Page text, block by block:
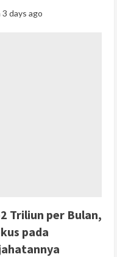
days ago
Triliun per Bulan,
pada